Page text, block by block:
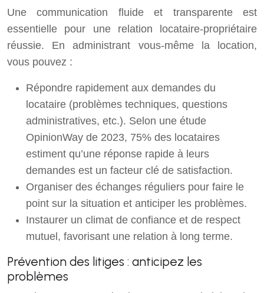
Une communication fluide et transparente est
essentielle pour une relation locataire-propriétaire
réussie. En administrant vous-même la location,
vous pouvez :
Répondre rapidement aux demandes du
locataire (problèmes techniques, questions
administratives, etc.). Selon une étude
OpinionWay de 2023, 75% des locataires
estiment qu’une réponse rapide à leurs
demandes est un facteur clé de satisfaction.
Organiser des échanges réguliers pour faire le
point sur la situation et anticiper les problèmes.
Instaurer un climat de confiance et de respect
mutuel, favorisant une relation à long terme.
Prévention des litiges : anticipez les
problèmes